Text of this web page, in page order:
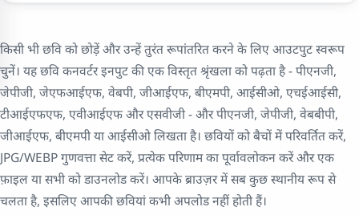
किसी भी छवि को छोड़ें और उन्हें तुरंत रूपांतरित करने के लिए आउटपुट स्वरूप
चुनें। यह छवि कनवर्टर इनपुट की एक विस्तृत श्रृंखला को पढ़ता है - पीएनजी,
जेपीजी, जेएफआईएफ, वेबपी, जीआईएफ, बीएमपी, आईसीओ, एचईआईसी,
टीआईएफएफ, एवीआईएफ और एसवीजी - और पीएनजी, जेपीजी, वेबबीपी,
जीआईएफ, बीएमपी या आईसीओ लिखता है। छवियों को बैचों में परिवर्तित करें,
JPG/WEBP गुणवत्ता सेट करें, प्रत्येक परिणाम का पूर्वावलोकन करें और एक
फ़ाइल या सभी को डाउनलोड करें। आपके ब्राउज़र में सब कुछ स्थानीय रूप से
चलता है, इसलिए आपकी छवियां कभी अपलोड नहीं होती हैं।